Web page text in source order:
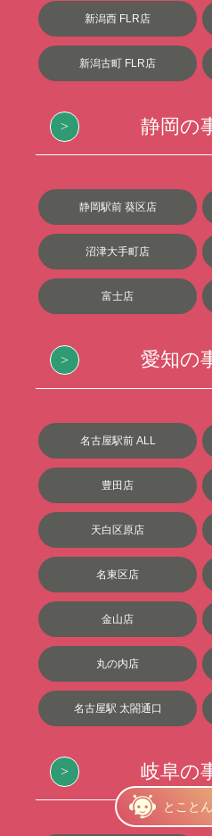
とこと
新潟西 FLR店
新潟古町 FLR店
静岡の
静岡駅前 葵区店
沼津大手町店
富士店
愛知の
名古屋駅前 ALL
豊田店
天白区原店
名東区店
金山店
丸の内店
名古屋駅 太閤通口
岐阜の